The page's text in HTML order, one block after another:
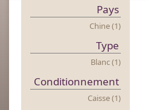
Pays
Chine (1)
Type
Blanc (1)
Conditionnement
Caisse (1)